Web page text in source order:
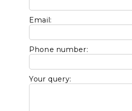
Email:
Phone number:
Your query: